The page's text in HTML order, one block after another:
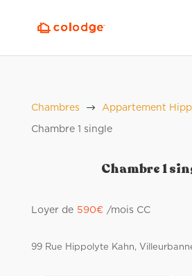
Chambres $ Appartement
Chambre 1 single
Chambre 1
Loyer de 590€ /mois CC
99 Rue Hippolyte Kahn,